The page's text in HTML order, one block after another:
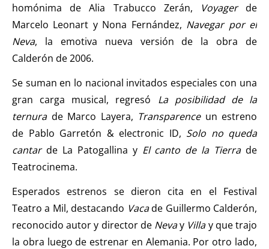
homónima de Alia Trabucco Zerán,
Voyagerde
Marcelo Leonart y Nona Fernández, Navegar por el
Neva, la emotiva nueva versión de la obra de
Calderón de 2006.
Se suman en lo nacional invitados especiales con una
gran carga musical, regresó La posibilidad de la
ternura de Marco Layera, Transparenceun estreno
de Pablo Garretón & electronic ID, Solo no queda
cantarde La Patogallina y El canto de la Tierrade
Teatrocinema.
Esperados estrenos se dieron cita en el Festival
Teatro a Mil, destacando Vacade Guillermo Calderón,
reconocido autor y director de Nevay Villay que trajo
la obra luego de estrenar en Alemania. Por otro lado,